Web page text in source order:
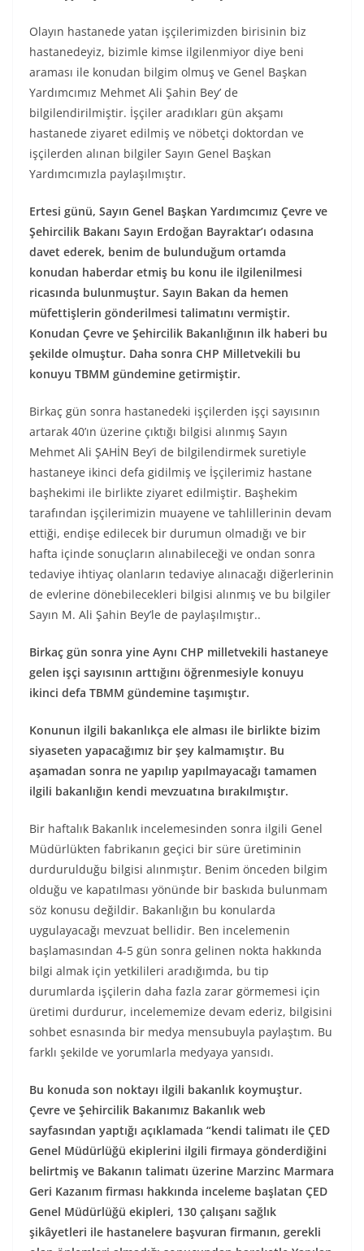
Olayın hastanede yatan işçilerimizden birisinin biz
hastanedeyiz, bizimle kimse ilgilenmiyor diye beni
araması ile konudan bilgim olmuş ve Genel Başkan
Yardımcımız Mehmet Ali Şahin Bey’ de
bilgilendirilmiştir. İşçiler aradıkları gün akşamı
hastanede ziyaret edilmiş ve nöbetçi doktordan ve
işçilerden alınan bilgiler Sayın Genel Başkan
Yardımcımızla paylaşılmıştır.
Ertesi günü, Sayın Genel Başkan Yardımcımız Çevre ve
Şehircilik Bakanı Sayın Erdoğan Bayraktar’ı odasına
davet ederek, benim de bulunduğum ortamda
konudan haberdar etmiş bu konu ile ilgilenilmesi
ricasında bulunmuştur. Sayın Bakan da hemen
müfettişlerin gönderilmesi talimatını vermiştir.
Konudan Çevre ve Şehircilik Bakanlığının ilk haberi bu
şekilde olmuştur. Daha sonra CHP Milletvekili bu
konuyu TBMM gündemine getirmiştir.
Birkaç gün sonra hastanedeki işçilerden işçi sayısının
artarak 40’ın üzerine çıktığı bilgisi alınmış Sayın
Mehmet Ali ŞAHİN Bey’i de bilgilendirmek suretiyle
hastaneye ikinci defa gidilmiş ve İşçilerimiz hastane
başhekimi ile birlikte ziyaret edilmiştir. Başhekim
tarafından işçilerimizin muayene ve tahlillerinin devam
ettiği, endişe edilecek bir durumun olmadığı ve bir
hafta içinde sonuçların alınabileceği ve ondan sonra
tedaviye ihtiyaç olanların tedaviye alınacağı diğerlerinin
de evlerine dönebilecekleri bilgisi alınmış ve bu bilgiler
Sayın M. Ali Şahin Bey’le de paylaşılmıştır..
Birkaç gün sonra yine Aynı CHP milletvekili hastaneye
gelen işçi sayısının arttığını öğrenmesiyle konuyu
ikinci defa TBMM gündemine taşımıştır.
Konunun ilgili bakanlıkça ele alması ile birlikte bizim
siyaseten yapacağımız bir şey kalmamıştır. Bu
aşamadan sonra ne yapılıp yapılmayacağı tamamen
ilgili bakanlığın kendi mevzuatına bırakılmıştır.
Bir haftalık Bakanlık incelemesinden sonra ilgili Genel
Müdürlükten fabrikanın geçici bir süre üretiminin
durdurulduğu bilgisi alınmıştır. Benim önceden bilgim
olduğu ve kapatılması yönünde bir baskıda bulunmam
söz konusu değildir. Bakanlığın bu konularda
uygulayacağı mevzuat bellidir. Ben incelemenin
başlamasından 4-5 gün sonra gelinen nokta hakkında
bilgi almak için yetkilileri aradığımda, bu tip
durumlarda işçilerin daha fazla zarar görmemesi için
üretimi durdurur, incelememize devam ederiz, bilgisini
sohbet esnasında bir medya mensubuyla paylaştım. Bu
farklı şekilde ve yorumlarla medyaya yansıdı.
Bu konuda son noktayı ilgili bakanlık koymuştur.
Çevre ve Şehircilik Bakanımız Bakanlık web
sayfasından yaptığı açıklamada “kendi talimatı ile ÇED
Genel Müdürlüğü ekiplerini ilgili firmaya gönderdiğini
belirtmiş ve Bakanın talimatı üzerine Marzinc Marmara
Geri Kazanım firması hakkında inceleme başlatan ÇED
Genel Müdürlüğü ekipleri, 130 çalışanı sağlık
şikâyetleri ile hastanelere başvuran firmanın, gerekli